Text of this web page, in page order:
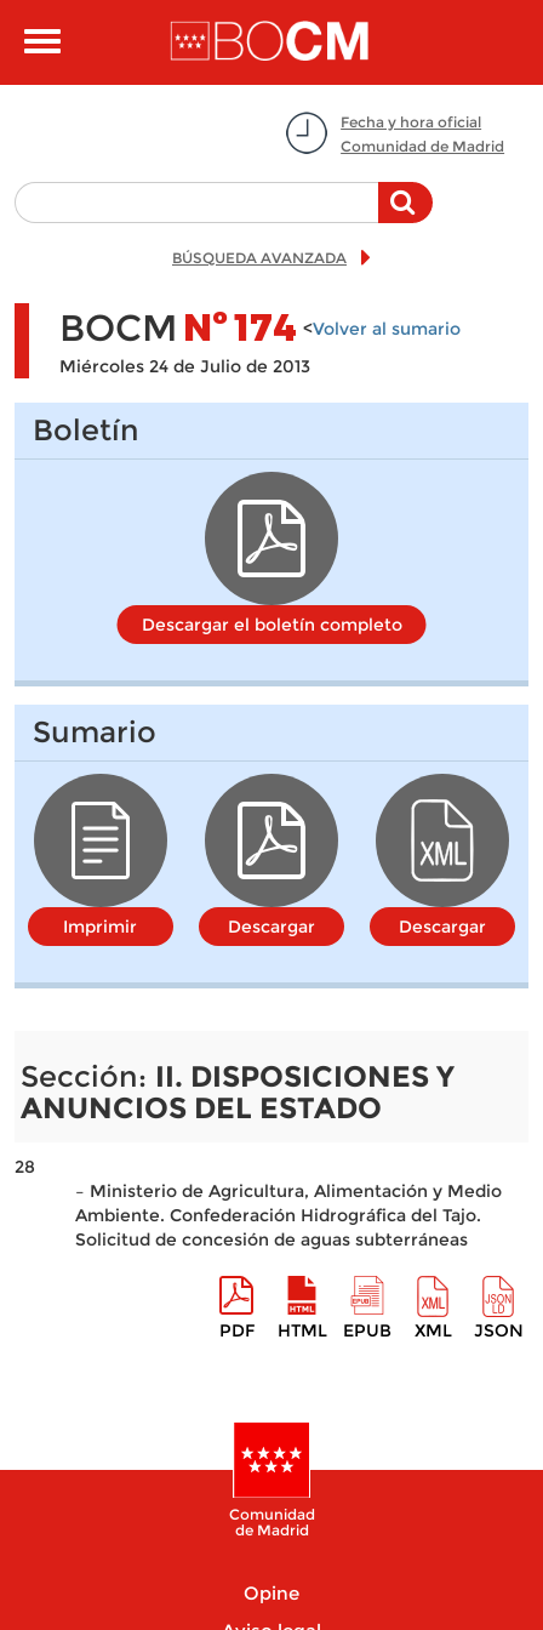
Toggle
Fecha y hora oficial
Comunidad de Madrid
BÚSQUEDA AVANZADA
BOCM Nº174 <Volver al sumario
Miércoles 24 de Julio de 2013
Boletín
Descargar el boletín completo
Sumario
Imprimir Descargar Descargar
Sección: II. DISPOSICIONES Y
ANUNCIOS DEL ESTADO
28
– Ministerio de Agricultura, Alimentación y Medio
Ambiente. Confederación Hidrográfica del Tajo.
Solicitud de concesión de aguas subterráneas
PDF HTML EPUB XML JSON
Comunidad
de Madrid
Opine